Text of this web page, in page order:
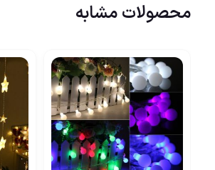
محصولات مشابه